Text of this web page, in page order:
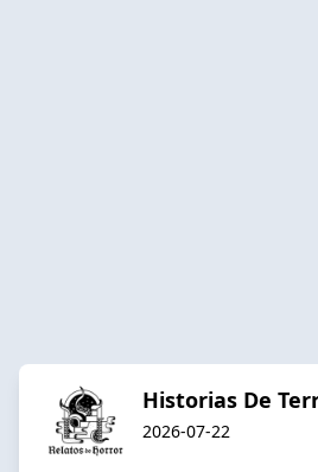
Historias De
2026-07-22